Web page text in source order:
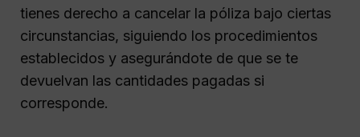
tienes derecho a cancelar la póliza bajo ciertas
circunstancias, siguiendo los procedimientos
establecidos y asegurándote de que se te
devuelvan las cantidades pagadas si
corresponde.